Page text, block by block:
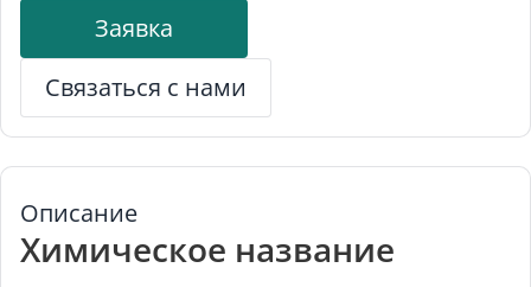
Заявка
Связаться с нами
Описание
Химическое название